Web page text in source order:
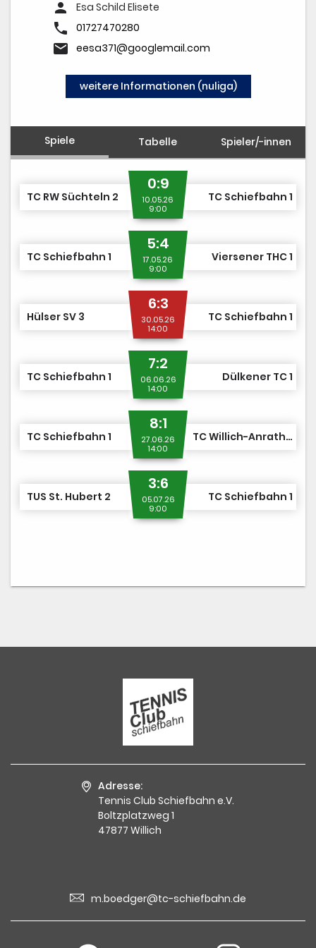
MITGLIED WERDEN
person Esa Schild Elisete
phone 01727470280
email eesa371@googlemail.com
weitere Informationen (nuliga)
Spiele Tabelle Spieler/-innen
TC RW Süchteln 2
0:9
10.05.26
9:00
TC Schiefbahn 1
TC Schiefbahn 1
5:4
17.05.26
9:00
Viersener THC 1
Hülser SV 3
6:3
30.05.26
14:00
TC Schiefbahn 1
TC Schiefbahn 1
7:2
06.06.26
14:00
Dülkener TC 1
TC Schiefbahn 1
8:1
27.06.26
14:00
TC Willich-Anrath 2
TUS St. Hubert 2
3:6
05.07.26
9:00
TC Schiefbahn 1
Adresse:
Tennis Club Schiefbahn e.V.
Boltzplatzweg 1
47877 Willich
m.boedger@tc-schiefbahn.de